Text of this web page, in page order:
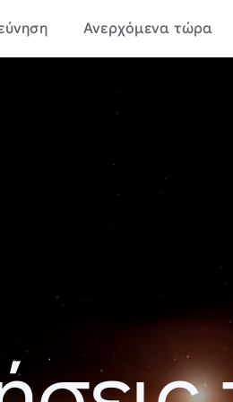
Ανερχόμενα τώρα